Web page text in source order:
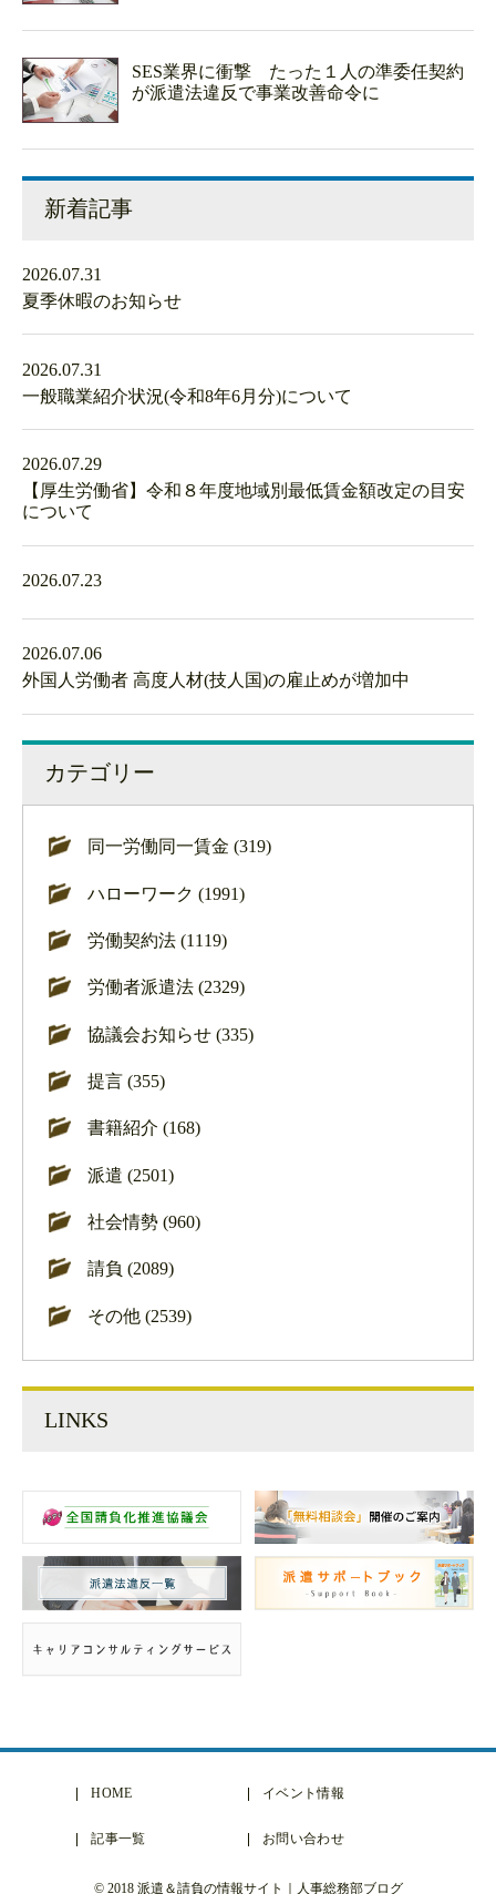
SES業界に衝撃 たった１人の準委任契約
が派遣法違反で事業改善命令に
新着記事
2026.07.31
夏季休暇のお知らせ
2026.07.31
一般職業紹介状況(令和8年6月分)について
2026.07.29
【厚生労働省】令和８年度地域別最低賃金額改定の目安
について
2026.07.23
2026.07.06
外国人労働者 高度人材(技人国)の雇止めが増加中
カテゴリー
同一労働同一賃金 (319)
ハローワーク (1991)
労働契約法 (1119)
労働者派遣法 (2329)
協議会お知らせ (335)
提言 (355)
書籍紹介 (168)
派遣 (2501)
社会情勢 (960)
請負 (2089)
その他 (2539)
LINKS
HOME イベント情報
記事一覧 お問い合わせ
© 2018 派遣＆請負の情報サイト｜人事総務部ブログ